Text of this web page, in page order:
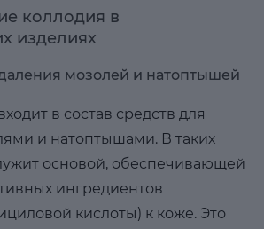
коллодия в
изделиях
мозолей и натоптышей
в состав средств для
и натоптышами. В таких
основой, обеспечивающей
ингредиентов
кислоты) к коже. Это